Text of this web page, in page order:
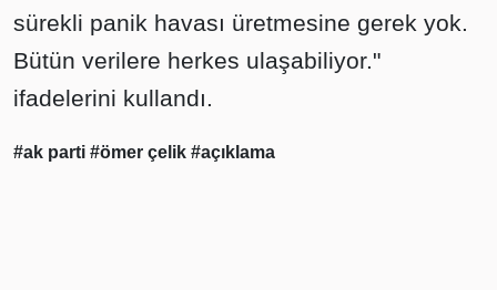
sürekli panik havası üretmesine gerek yok.
Bütün verilere herkes ulaşabiliyor."
ifadelerini kullandı.
#ak parti #ömer çelik #açıklama